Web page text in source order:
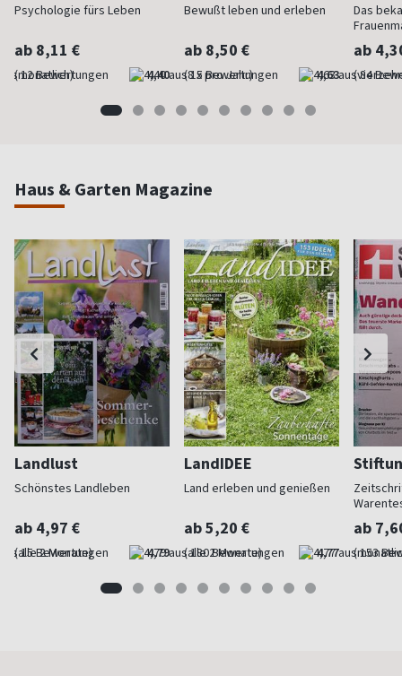
Psychologie fürs Leben
ab 8,11 €
(monatlich) 4,40
Bewußt leben und erleben
ab 8,50 €
(8 x pro Jahr) 4,63
Das
ab
Haus & Garten Magazine
Landlust
Schönstes Landleben
ab 4,97 €
(alle 2 Monate) 4,79
LandIDEE
Land erleben und genießen
ab 5,20 €
(alle 2 Monate) 4,77
ab